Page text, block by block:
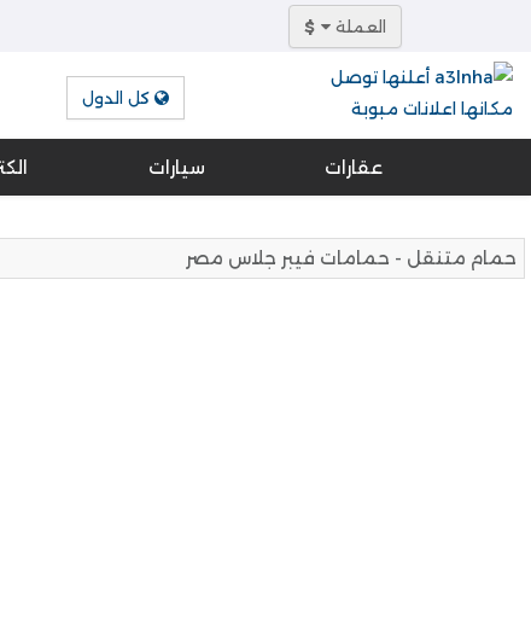
$ العملة
كل الدول
عقارات سيارات
حمام متنقل - حمامات فيبر جلاس مصر